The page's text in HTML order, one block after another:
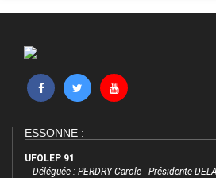
ESSONNE :
UFOLEP 91
Déléguée : PERDRY Carole - Présidente